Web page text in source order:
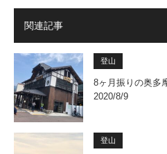
関連記事
登山
8ヶ月振りの奥多
2020/8/9
登山